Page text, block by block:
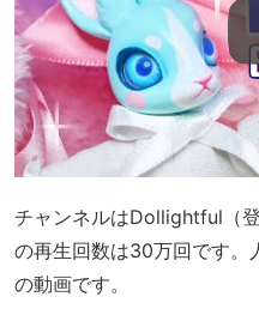
チャンネルはDollightful（
の再生回数は30万回です
の動画です。